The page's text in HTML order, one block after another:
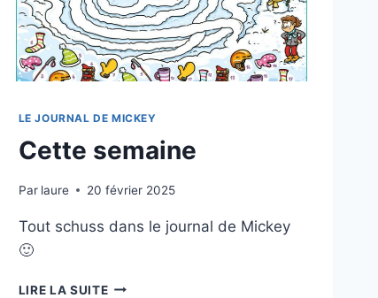
LE JOURNAL DE MICKEY
Cette semaine
Par laure 20 février 2025
Tout schuss dans le journal de Mickey
🙂
LIRE LA SUITECETTE